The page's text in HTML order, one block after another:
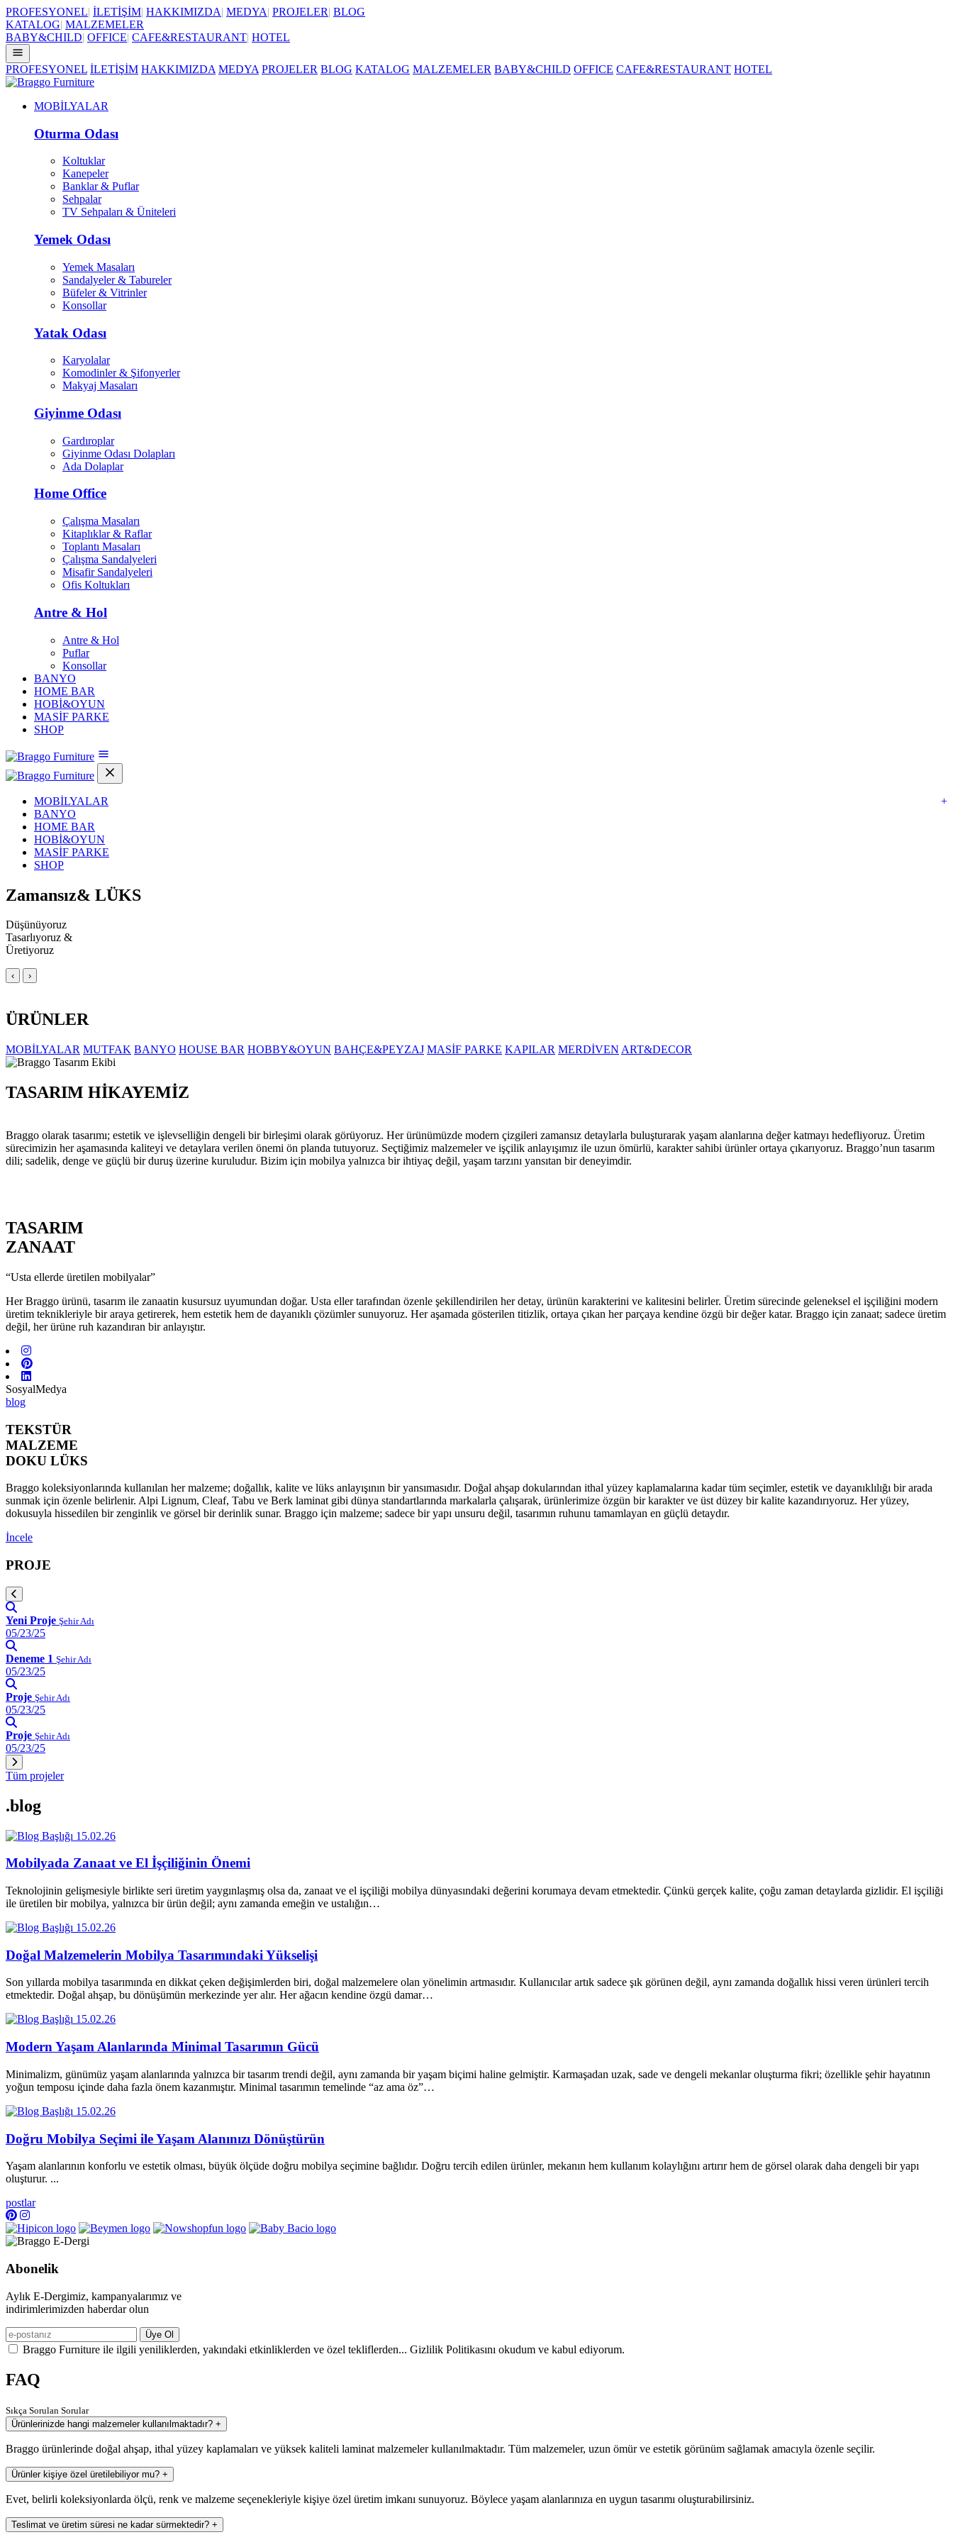
PROFESYONEL| İLETİŞİM| HAKKIMIZDA| MEDYA| PROJELER| BLOG
KATALOG| MALZEMELER
BABY&CHILD| OFFICE| CAFE&RESTAURANT| HOTEL
PROFESYONEL İLETİŞİM HAKKIMIZDA MEDYA PROJELER BLOG KATALOG MALZEMELER BABY&CHILD OFFICE CAFE&RESTAURANT HOTEL
MOBİLYALAR
Oturma Odası
Koltuklar
Kanepeler
Banklar & Puflar
Sehpalar
TV Sehpaları & Üniteleri
Yemek Odası
Yemek Masaları
Sandalyeler & Tabureler
Büfeler & Vitrinler
Konsollar
Yatak Odası
Karyolalar
Komodinler & Şifonyerler
Makyaj Masaları
Giyinme Odası
Gardıroplar
Giyinme Odası Dolapları
Ada Dolaplar
Home Office
Çalışma Masaları
Kitaplıklar & Raflar
Toplantı Masaları
Çalışma Sandalyeleri
Misafir Sandalyeleri
Ofis Koltukları
Antre & Hol
Antre & Hol
Puflar
Konsollar
BANYO
HOME BAR
HOBİ&OYUN
MASİF PARKE
SHOP
MOBİLYALAR
+
BANYO
HOME BAR
HOBİ&OYUN
MASİF PARKE
SHOP
Zamansız& LÜKS
Düşünüyoruz
Tasarlıyoruz &
Üretiyoruz
‹ ›
ÜRÜNLER
MOBİLYALAR MUTFAK BANYO HOUSE BAR HOBBY&OYUN BAHÇE&PEYZAJ MASİF PARKE KAPILAR MERDİVEN ART&DECOR
TASARIM HİKAYEMİZ
Braggo olarak tasarımı; estetik ve işlevselliğin dengeli bir birleşimi olarak görüyoruz. Her ürünümüzde modern çizgileri zamansız detaylarla buluşturarak yaşam alanlarına değer katmayı hedefliyoruz. Üretim
sürecimizin her aşamasında kaliteyi ve detaylara verilen önemi ön planda tutuyoruz. Seçtiğimiz malzemeler ve işçilik anlayışımız ile uzun ömürlü, karakter sahibi ürünler ortaya çıkarıyoruz. Braggo’nun tasarım
dili; sadelik, denge ve güçlü bir duruş üzerine kuruludur. Bizim için mobilya yalnızca bir ihtiyaç değil, yaşam tarzını yansıtan bir deneyimdir.
TASARIM
ZANAAT
“Usta ellerde üretilen mobilyalar”
Her Braggo ürünü, tasarım ile zanaatin kusursuz uyumundan doğar. Usta eller tarafından özenle şekillendirilen her detay, ürünün karakterini ve kalitesini belirler. Üretim sürecinde geleneksel el işçiliğini modern
üretim teknikleriyle bir araya getirerek, hem estetik hem de dayanıklı çözümler sunuyoruz. Her aşamada gösterilen titizlik, ortaya çıkan her parçaya kendine özgü bir değer katar. Braggo için zanaat; sadece üretim
değil, her ürüne ruh kazandıran bir anlayıştır.
SosyalMedya
blog
TEKSTÜR
MALZEME
DOKU LÜKS
Braggo koleksiyonlarında kullanılan her malzeme; doğallık, kalite ve lüks anlayışının bir yansımasıdır. Doğal ahşap dokularından ithal yüzey kaplamalarına kadar tüm seçimler, estetik ve dayanıklılığı bir arada
sunmak için özenle belirlenir. Alpi Lignum, Cleaf, Tabu ve Berk laminat gibi dünya standartlarında markalarla çalışarak, ürünlerimize özgün bir karakter ve üst düzey bir kalite kazandırıyoruz. Her yüzey,
dokusuyla hissedilen bir zenginlik ve görsel bir derinlik sunar. Braggo için malzeme; sadece bir yapı unsuru değil, tasarımın ruhunu tamamlayan en güçlü detaydır.
İncele
PROJE
Yeni Proje Şehir Adı
05/23/25
Deneme 1 Şehir Adı
05/23/25
Proje Şehir Adı
05/23/25
Proje Şehir Adı
05/23/25
Tüm projeler
.blog
15.02.26
Mobilyada Zanaat ve El İşçiliğinin Önemi
Teknolojinin gelişmesiyle birlikte seri üretim yaygınlaşmış olsa da, zanaat ve el işçiliği mobilya dünyasındaki değerini korumaya devam etmektedir. Çünkü gerçek kalite, çoğu zaman detaylarda gizlidir. El işçiliği
ile üretilen bir mobilya, yalnızca bir ürün değil; aynı zamanda emeğin ve ustalığın…
15.02.26
Doğal Malzemelerin Mobilya Tasarımındaki Yükselişi
Son yıllarda mobilya tasarımında en dikkat çeken değişimlerden biri, doğal malzemelere olan yönelimin artmasıdır. Kullanıcılar artık sadece şık görünen değil, aynı zamanda doğallık hissi veren ürünleri tercih
etmektedir. Doğal ahşap, bu dönüşümün merkezinde yer alır. Her ağacın kendine özgü damar…
15.02.26
Modern Yaşam Alanlarında Minimal Tasarımın Gücü
Minimalizm, günümüz yaşam alanlarında yalnızca bir tasarım trendi değil, aynı zamanda bir yaşam biçimi haline gelmiştir. Karmaşadan uzak, sade ve dengeli mekanlar oluşturma fikri; özellikle şehir hayatının
yoğun temposu içinde daha fazla önem kazanmıştır. Minimal tasarımın temelinde “az ama öz”…
15.02.26
Doğru Mobilya Seçimi ile Yaşam Alanınızı Dönüştürün
Yaşam alanlarının konforlu ve estetik olması, büyük ölçüde doğru mobilya seçimine bağlıdır. Doğru tercih edilen ürünler, mekanın hem kullanım kolaylığını artırır hem de görsel olarak daha dengeli bir yapı
oluşturur. ...
postlar
Abonelik
Aylık E-Dergimiz, kampanyalarımız ve
indirimlerimizden haberdar olun
Üye Ol
Braggo Furniture ile ilgili yeniliklerden, yakındaki etkinliklerden ve özel tekliflerden... Gizlilik Politikasını okudum ve kabul ediyorum.
FAQ
Sıkça Sorulan Sorular
Ürünlerinizde hangi malzemeler kullanılmaktadır? +
Braggo ürünlerinde doğal ahşap, ithal yüzey kaplamaları ve yüksek kaliteli laminat malzemeler kullanılmaktadır. Tüm malzemeler, uzun ömür ve estetik görünüm sağlamak amacıyla özenle seçilir.
Ürünler kişiye özel üretilebiliyor mu? +
Evet, belirli koleksiyonlarda ölçü, renk ve malzeme seçenekleriyle kişiye özel üretim imkanı sunuyoruz. Böylece yaşam alanlarınıza en uygun tasarımı oluşturabilirsiniz.
Teslimat ve üretim süresi ne kadar sürmektedir? +